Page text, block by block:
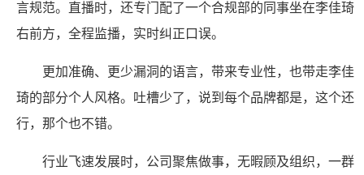
言规范。直播时，还专门配了一个合规部的同事坐在李佳琦
右前方，全程监播，实时纠正口误。
更加准确、更少漏洞的语言，带来专业性，也带走李佳
琦的部分个人风格。吐槽少了，说到每个品牌都是，这个还
行，那个也不错。
行业飞速发展时，公司聚焦做事，无暇顾及组织，一群